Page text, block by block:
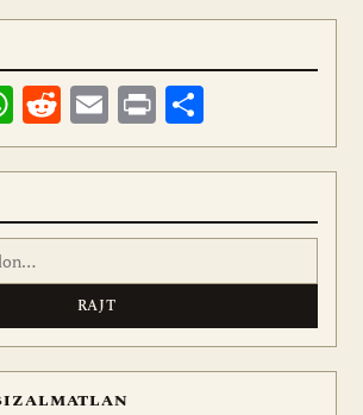
WhatsApp
Reddit
Email
Print
meg